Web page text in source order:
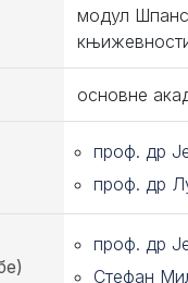
модул
основне
проф. др
проф. др
проф. др
Стефан